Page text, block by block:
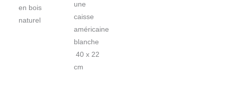
en bois
naturel
une
caisse
américaine
blanche
40 x 22
cm